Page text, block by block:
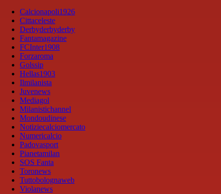
Calcionapoli1926
Cittaceleste
Derbyderbyderby
Fantamagazine
FCInter1908
Forzaroma
Golssip
Hellas1903
Ilmilanista
Juvenews
Mediagol
Milanistichannel
Mondoudinese
Notiziecalciomercato
Numericalcio
Padovasport
Pianetamilan
SOS Fanta
Toronews
Tuttobolognaweb
Violanews